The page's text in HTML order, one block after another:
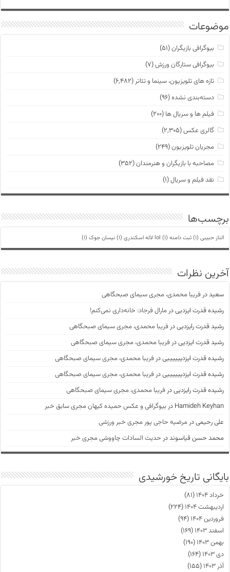
موضوعات
بیوگرافی بازیگران(۵۱)
بیوگرافی ستارگان ورزش(۷)
تازه های تلویزیون، سینما و تئاتر (۶,۴۸۲)
دسته‌بندی نشده(۹۶)
فیلم ها و سریال ها (۲۰۰)
گالری عکس(۲,۳۰۵)
مجریان تلویزیون(۲۴۹)
مصاحبه با بازیگران و هنرمندان(۳۵۲)
نقد فیلم و سریال(۱)
برچسب‌ها
الناز حبیبی (1) ثبت دامنه lol (1) لاله اسکندری (1) نیسان جوک (1)
آخرین نظرات
سعیددرفریبا محمدی، مجری سیمای صبحگاهی
رشیده قدرت ایزدییدرمارال فرجاد: خانه‌داری نمی‌کنم!
رشید قدرت رایزدییدرفریبا محمدی، مجری سیمای صبحگاهی
رشید قدرت ایزدییدرفریبا محمدی، مجری سیمای صبحگاهی
رشیده قدرت ایزدیییییییدرفریبا محمدی، مجری سیمای صبحگاهی
رشیده قدرت ایزدیییییییدرفریبا محمدی، مجری سیمای صبحگاهی
رشیده قدرت رایزدییدرفریبا محمدی، مجری سیمای صبحگاهی
Hamideh Keyhan در بیوگرافی و عکس حمیده کیهان مجری سابق خبر
علی رحیمیدرمرضیه حاجی پور مجری خبر ورزشی
محمد حسن قیاسونددر حدیث السادات چاووشی مجری خبر
بایگانی تاریخ خورشیدی
خرداد ۱۴۰۴
(۸۱)
اردیبهشت ۱۴۰۴
(۲۲۴)
فروردین ۱۴۰۴
(۹۴)
اسفند ۱۴۰۳
(۱۶۹)
بهمن ۱۴۰۳
(۱۹۰)
دی ۱۴۰۳
(۱۶۴)
آذر ۱۴۰۳
(۱۵۵)